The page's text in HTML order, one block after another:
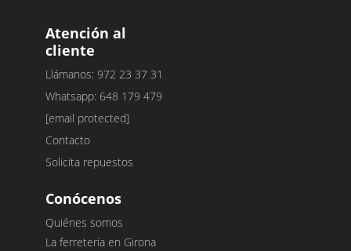
Atención al
cliente
Llámanos: 972 23 37 31
Whatsapp: 648 179 479
[email protected]
Contacto
Solicita repuestos
Conócenos
Quiénes somos
La ferretería en Girona